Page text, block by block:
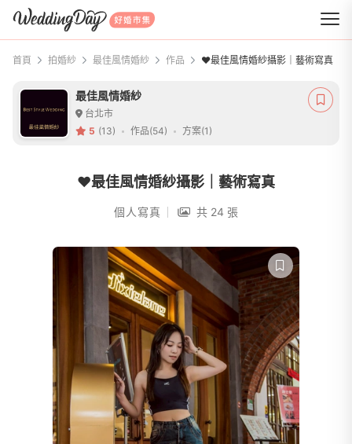
WeddingDay 好婚市集
首頁 拍婚紗 最佳風情婚紗 作品 ❤️最佳風情婚紗攝影｜藝術寫真
最佳風情婚紗
台北市
5 (13) 作品(54) 方案(1)
❤️最佳風情婚紗攝影｜藝術寫真
個人寫真 共 24 張